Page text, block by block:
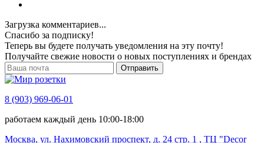
Загрузка комментариев...
Спасибо за подписку!
Теперь вы будете получать уведомления на эту почту!
Получайте свежие новости о новых поступлениях и брендах
Отправить
8 (903) 969-06-01
работаем каждый день 10:00-18:00
Москва, ул. Нахимовский проспект, д. 24 стр. 1 , ТЦ "Decor